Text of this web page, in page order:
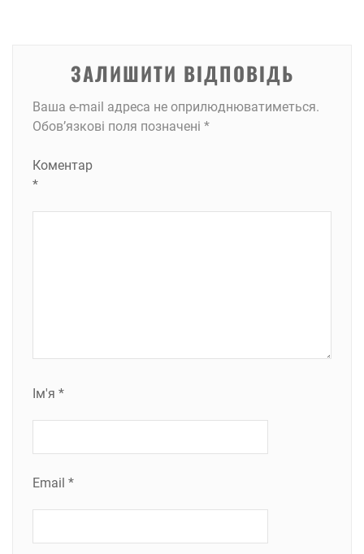
ЗАЛИШИТИ ВІДПОВІДЬ
Ваша e-mail адреса не оприлюднюватиметься.
Обов’язкові поля позначені *
Коментар
*
Ім'я *
Email *